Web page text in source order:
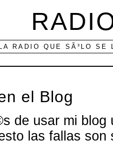
LA RADIO QUE SÃ³LO
el Blog
de usar mi
las fallas son